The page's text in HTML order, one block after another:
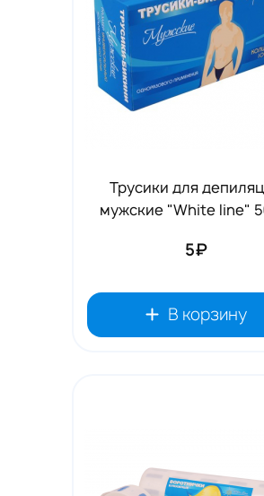
Трусики для
мужские "White line"
5₽
В корзину